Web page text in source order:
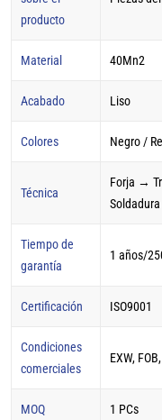
producto
Material 40Mn2
Acabado Liso
Colores Negro /
Técnica
Forja →
Tiempo de
garantía
1 años/
Certificación ISO9001
Condiciones
comerciales
EXW,
MOQ 1 PCs